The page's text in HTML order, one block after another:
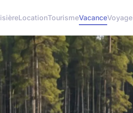
LocationTourismeVacanceVoyage